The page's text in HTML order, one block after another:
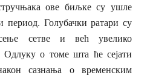
ове биљке су ушле
период. Голубачки ратари су
сетве и већ увелико
о томе шта ће сејати
сазнања о временским